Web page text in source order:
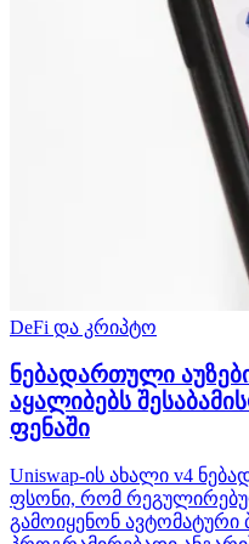
DeFi და კრიპტო
ნებადართული
აყალიბებს
ფენაში
Uniswap-ის ახალი v4
ფსონი, რომ
გამოიყენონ ავტომატური